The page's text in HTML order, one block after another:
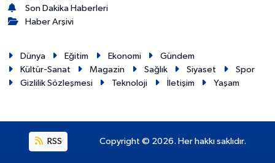
Son Dakika Haberleri
Haber Arşivi
Dünya Eğitim Ekonomi
Gündem
Kültür-Sanat
Magazin Sağlık Siyaset
Spor
Gizlilik Sözleşmesi
Teknoloji İletişim Yaşam
RSS Copyright © 2026. Her hakkı saklıdır.